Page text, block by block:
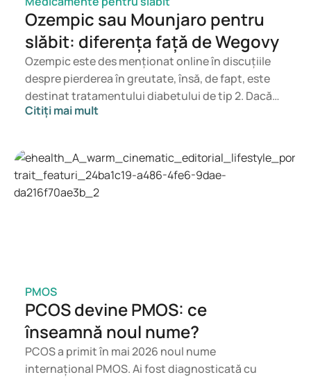
Ozempic sau Mounjaro pentru
slăbit: diferența față de Wegovy
Ozempic este des menționat online în discuțiile
despre pierderea în greutate, însă, de fapt, este
destinat tratamentului diabetului de tip 2. Dacă
ești în căutarea unui tratament pentru controlul
tratamentului potrivit va fi făcută de un medic, în
funcție de starea ta de sănătate, indicele de masă
corporală (IMC) și utilizarea altor medicamente.
Citiți mai mult
PMOS
PCOS devine PMOS: ce
înseamnă noul nume?
PCOS a primit în mai 2026 noul nume
internațional PMOS. Ai fost diagnosticată cu